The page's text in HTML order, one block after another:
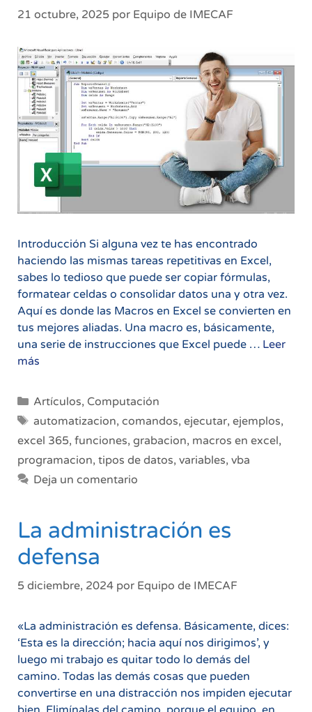
21 octubre, 2025 por Equipo de IMECAF
Introducción Si alguna vez te has encontrado
haciendo las mismas tareas repetitivas en Excel,
sabes lo tedioso que puede ser copiar fórmulas,
formatear celdas o consolidar datos una y otra vez.
Aquí es donde las Macros en Excel se convierten en
tus mejores aliadas. Una macro es, básicamente,
una serie de instrucciones que Excel puede … Leer
más
Excel:
Domínalas
y
ahorra
horas
de
Categorías
Artículos, Computación
Etiquetas
automatizacion, comandos, ejecutar, ejemplos,
excel 365, funciones, grabacion, macros en excel,
programacion, tipos de datos, variables, vba
Deja un comentario
La administración es
defensa
5 diciembre, 2024 por Equipo de IMECAF
«La administración es defensa. Básicamente, dices:
‘Esta es la dirección; hacia aquí nos dirigimos’, y
luego mi trabajo es quitar todo lo demás del
camino. Todas las demás cosas que pueden
convertirse en una distracción nos impiden ejecutar